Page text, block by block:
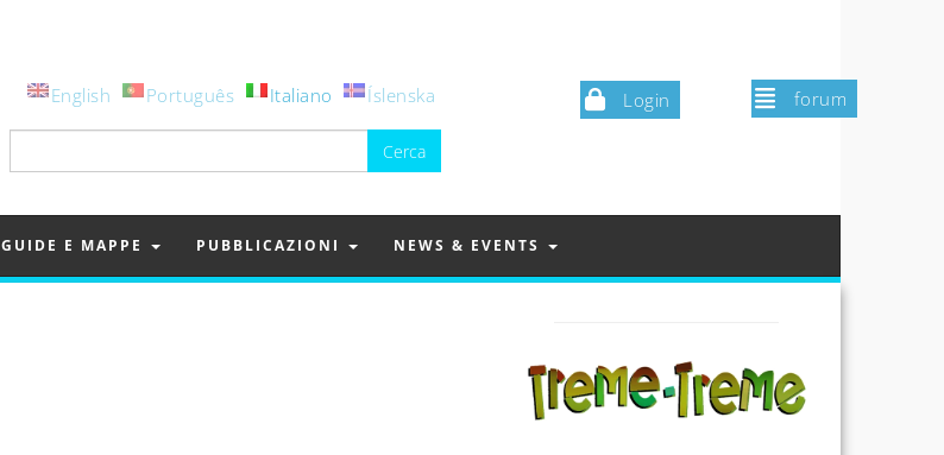
Login forum
English Português Italiano Íslenska
per:
GUIDE E MAPPE PUBBLICAZIONI NEWS & EVENTS